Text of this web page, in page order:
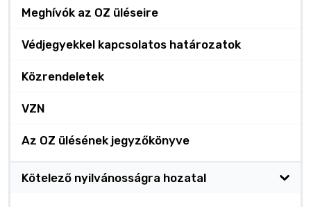
Meghívók az OZ üléseire
Védjegyekkel kapcsolatos határozatok
Közrendeletek
VZN
Az OZ ülésének jegyzőkönyve
Kötelező nyilvánosságra hozatal